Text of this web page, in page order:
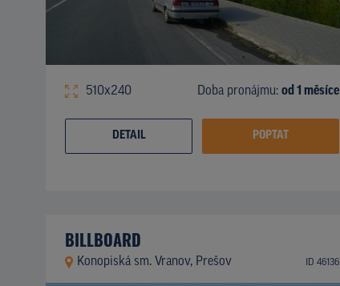
510x240 Doba pronájmu: od 1 měsíce
DETAIL POPTAT
BILLBOARD
Konopiská sm. Vranov, Prešov ID 46136